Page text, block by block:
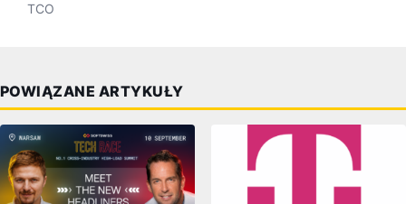
TCO
POWIĄZANE ARTYKUŁY